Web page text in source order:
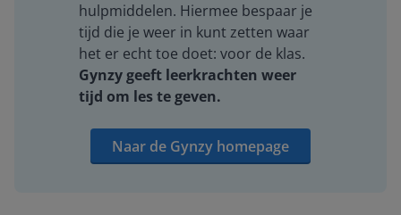
hulpmiddelen. Hiermee bespaar je
tijd die je weer in kunt zetten waar
het er echt toe doet: voor de klas.
Gynzy geeft leerkrachten weer
tijd om les te geven.
Naar de Gynzy homepage